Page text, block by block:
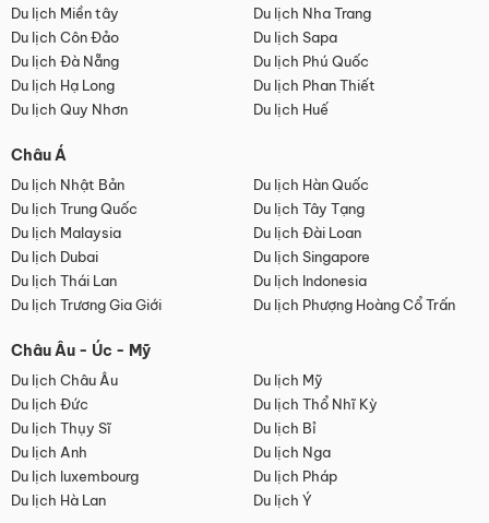
Du lịch Miền tây
Du lịch Nha Trang
Du lịch Côn Đảo
Du lịch Sapa
Du lịch Đà Nẵng
Du lịch Phú Quốc
Du lịch Hạ Long
Du lịch Phan Thiết
Du lịch Quy Nhơn
Du lịch Huế
Châu Á
Du lịch Nhật Bản
Du lịch Hàn Quốc
Du lịch Trung Quốc
Du lịch Tây Tạng
Du lịch Malaysia
Du lịch Đài Loan
Du lịch Dubai
Du lịch Singapore
Du lịch Thái Lan
Du lịch Indonesia
Du lịch Trương Gia Giới
Du lịch Phượng Hoàng Cổ Trấn
Châu Âu - Úc - Mỹ
Du lịch Châu Âu
Du lịch Mỹ
Du lịch Đức
Du lịch Thổ Nhĩ Kỳ
Du lịch Thụy Sĩ
Du lịch Bỉ
Du lịch Anh
Du lịch Nga
Du lịch luxembourg
Du lịch Pháp
Du lịch Hà Lan
Du lịch Ý